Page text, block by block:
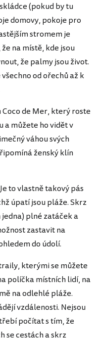
(pokud by tu
domovy, pokoje pro
stromem je
na místě, kde jsou
že palmy jsou život.
od ořechů až k
de Mer, který roste
a můžete ho vidět v
váhou svých
ženský klín
to vlastně takový pás
úpatí jsou pláže. Skrz
plné zatáček a
zastavit na
do údolí.
kterými se můžete
políčka místních lidí, na
na odlehlé pláže.
vzdálenosti. Nejsou
počítat s tím, že
se cestách a skrz